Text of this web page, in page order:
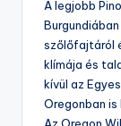
A legjobb
szőlőfajtáról
klímája és
kívül az
Oregonban is